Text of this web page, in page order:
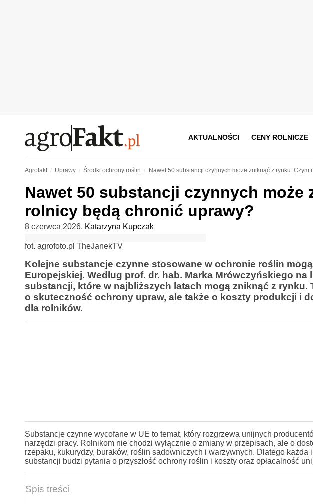
AKTUALNOŚCI CENY ROLNICZE
Agrofakt Uprawy Środki ochrony roślin Nawet 50 substancji czynnych może zniknąć z rynku. Czym
Nawet 50 substancji czynnych może
rolnicy będą chronić uprawy?
8 czerwca 2026, Katarzyna Kupczak
fot. agrofoto.pl TheJanekTV
Kolejne substancje czynne stosowane w ochronie roślin
Europejskiej. Według prof. dr. hab. Marka Mrówczyńskiego na
substancji, które w najbliższych latach mogą zniknąć z rynku.
o skuteczność ochrony upraw, ale także o koszty produkcji i
dla rolników.
Substancje czynne wycofane w UE to temat, który rozgrzewa unijnych
narzędzi pracy. Rolnikom nie chodzi wyłącznie o zmiany w przepisach, ale o
rzepaku, kukurydzy, buraków, roślin sadowniczych i warzywnych. Dlatego
substancji budzi pytania o przyszłość ochrony roślin i koszty oraz opłacalność
Spis treści